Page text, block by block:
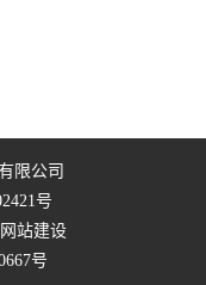
限公司
号
站建设
号